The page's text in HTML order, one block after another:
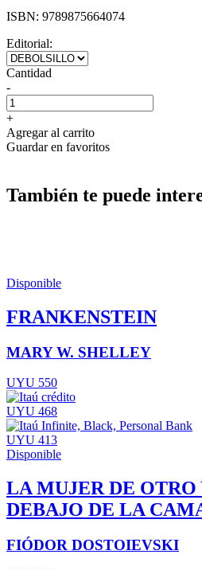
ISBN: 9789875664074
Editorial:
Cantidad
-
+
Agregar al carrito
Guardar en favoritos
También te puede
Disponible
FRANKENSTEIN
MARY W. SHELLEY
UYU 550
UYU 468
UYU 413
Disponible
LA MUJER DE
DEBAJO DE LA
FIÓDOR DOSTOIEVSKI